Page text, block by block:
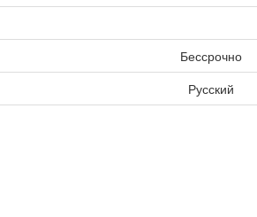
Бессрочно
Русский